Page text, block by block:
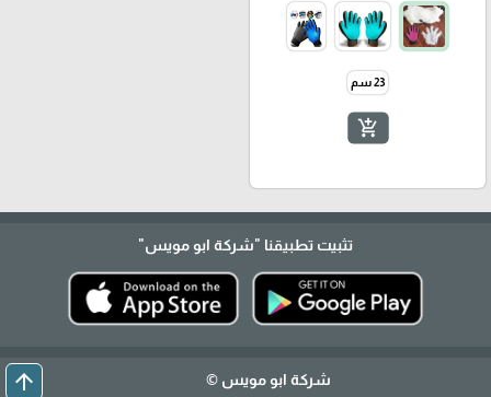
23 سم
add_shopping_cart
تثبيت تطبيقنا "شركة ابو مويس"
شركة ابو مويس © arrow_upward